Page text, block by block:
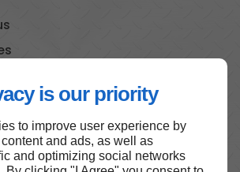
is our priority
to improve user experience by
and ads, as well as
and optimizing social networks
Haut de page